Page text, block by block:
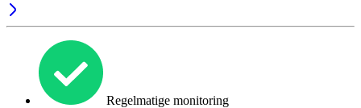
Regelmatige monitoring